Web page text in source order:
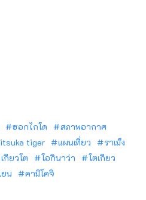
ฮอกไกโด
สภาพอากาศ
tiger แผนเที่ยว
ราเม็ง
เกียวโต โอกินาว่า
โตเกียว
ยน คามิโคจิ